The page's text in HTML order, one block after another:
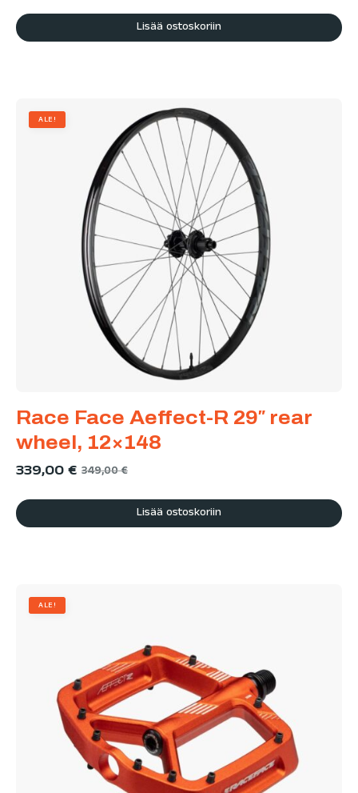
Lisää ostoskoriin
ALE!
Race Face Aeffect-R 29″ rear
wheel, 12×148
339,00€ 349,00€
Lisää ostoskoriin
ALE!